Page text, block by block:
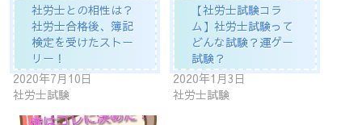
社労士との相性は？
社労士合格後、簿記
検定を受けたストー
リー！
2020年7月10日
社労士試験
【社労士試験コラ
ム】社労士試験って
どんな試験？運ゲー
試験？
2020年1月3日
社労士試験